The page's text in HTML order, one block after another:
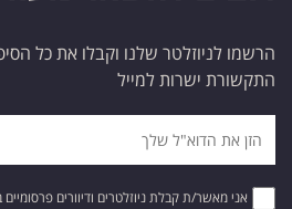
הרשמו לניוזלטר שלנו וקבלו את כל
התקשורת ישרות למייל
אני מאשר/ת קבלת ניוזלטרים ודיוורים